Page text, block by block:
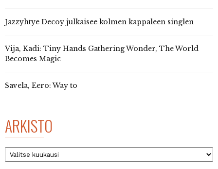
Jazzyhtye Decoy julkaisee kolmen kappaleen singlen
Vija, Kadi: Tiny Hands Gathering Wonder, The World
Becomes Magic
Savela, Eero: Way to
ARKISTO
Arkisto